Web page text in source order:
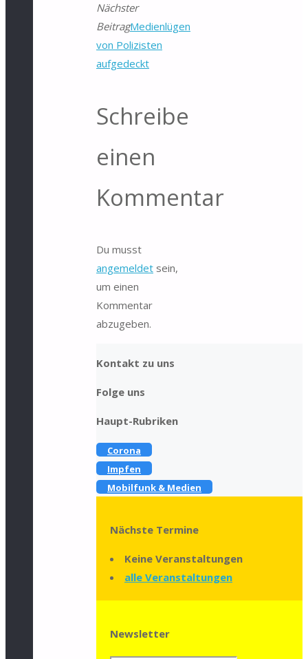
Nächster
BeitragMedienlügen
von Polizisten
aufgedeckt
Schreibe
einen
Kommentar
Du musst
angemeldet sein,
um einen
Kommentar
abzugeben.
Kontakt zu uns
Folge uns
Haupt-Rubriken
Corona
Impfen
Mobilfunk & Medien
Nächste Termine
Keine Veranstaltungen
alle Veranstaltungen
Newsletter